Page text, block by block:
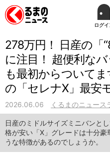
ログイ
278万円！ 日産の「
に注目！ 超便利な
も最初からついて
の「セレナX」最安
2026.06.06 くるまのニュース
日産のミドルサイズミニバンと
格が安い「X」グレードは十分
うな特徴があるのでしょうか。